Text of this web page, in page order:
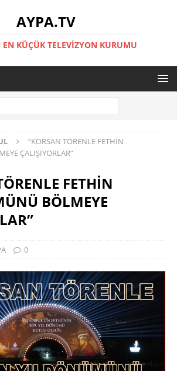
AYPA.TV
KÜÇÜK TELEVIZYON KURUMU
“KORSAN TÖRENLE FETHİN
ÇALIŞIYORLAR”
FETHİN
BÖLMEYE
0